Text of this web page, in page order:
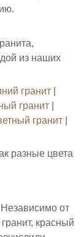
из наших
гранит
гранит
гранит
разные цвета
от
красный